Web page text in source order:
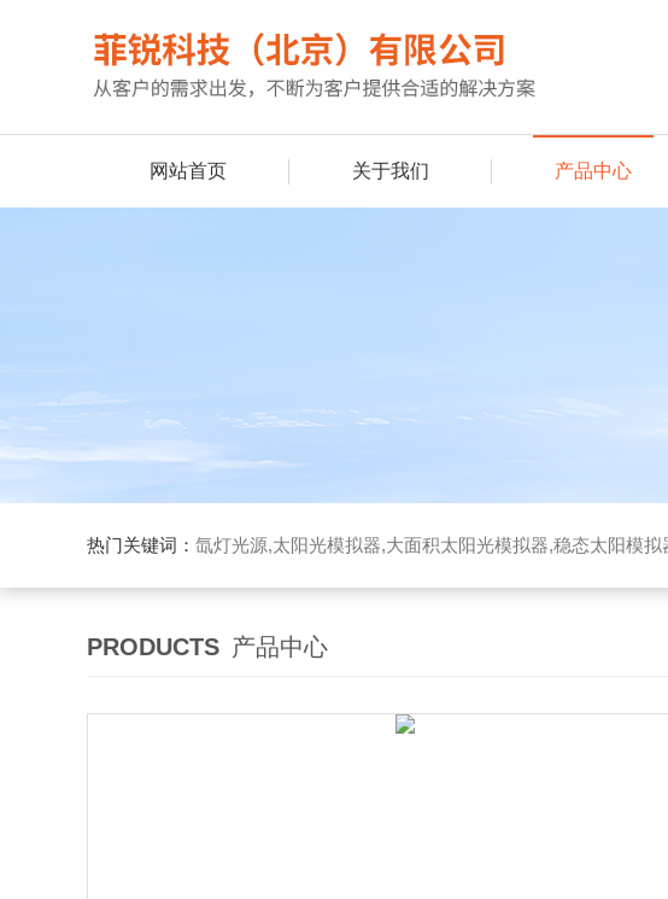
网站首页 关于我们 产品中心
热门关键词： 氙灯光源,太阳光模拟器,大面积太阳光模拟器,稳态太阳模拟
PRODUCTS 产品中心